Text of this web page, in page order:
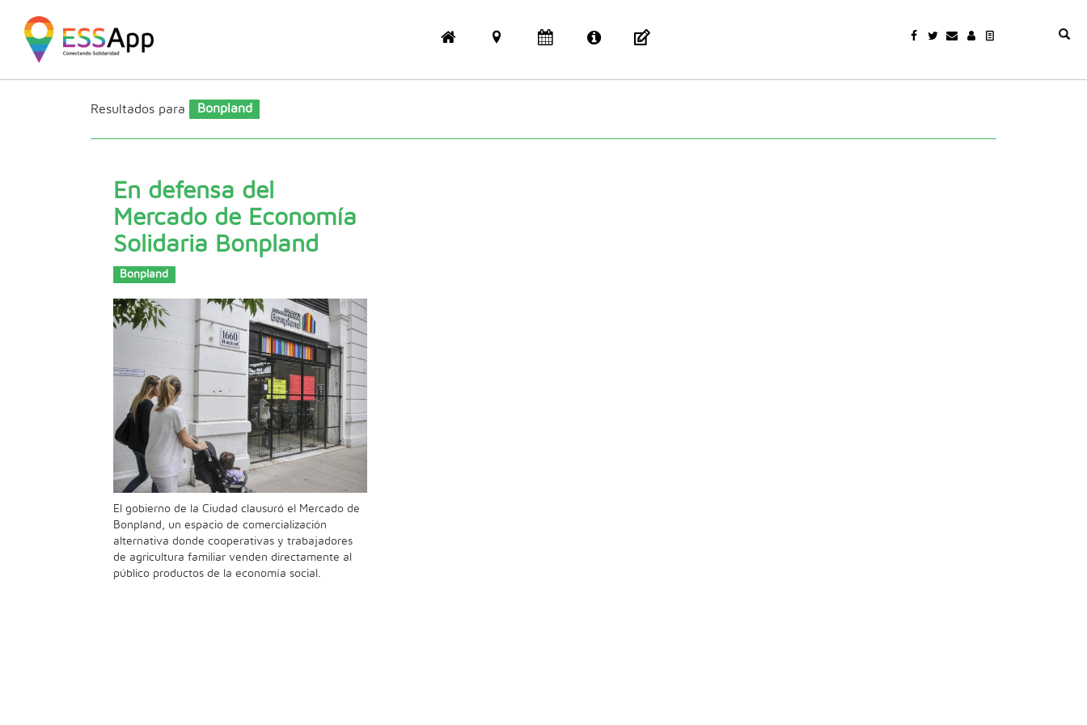
Resultados para Bonpland
En defensa del
Mercado de Economía
Solidaria Bonpland
Bonpland
El gobierno de la Ciudad clausuró el Mercado de
Bonpland, un espacio de comercialización
alternativa donde cooperativas y trabajadores
de agricultura familiar venden directamente al
público productos de la economía social.